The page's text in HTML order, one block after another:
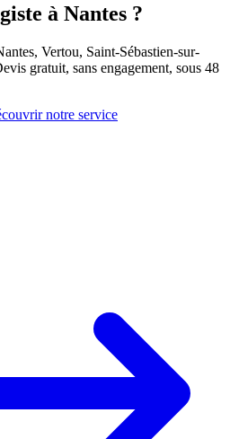
à Nantes ?
Vertou, Saint-Sébastien-sur-
gratuit, sans engagement, sous 48
notre service